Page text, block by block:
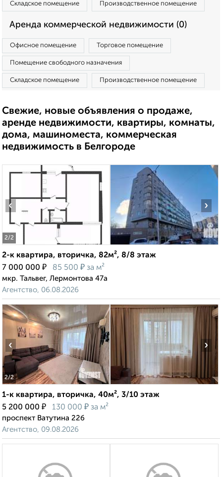
Складское помещение Производственное помещение
Аренда коммерческой недвижимости (0)
Офисное помещение Торговое помещение
Помещение свободного назначения
Складское помещение Производственное помещение
Свежие, новые объявления о продаже,
аренде недвижимости, квартиры, комнаты,
дома, машиноместа, коммерческая
недвижимость в Белгороде
2/2
‹ ›
2-к квартира, вторичка, 82м², 8/8 этаж
7 000 000 ₽ 85 500 ₽ за м²
мкр. Тальвег, Лермонтова 47а
Агентство, 06.08.2026
2/2
‹ ›
1-к квартира, вторичка, 40м², 3/10 этаж
5 200 000 ₽ 130 000 ₽ за м²
проспект Ватутина 22б
Агентство, 09.08.2026